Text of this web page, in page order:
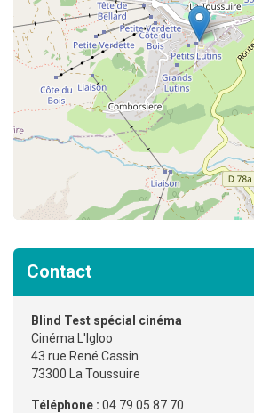
Contact
Blind Test spécial cinéma
Cinéma L'Igloo
43 rue René Cassin
73300 La Toussuire
Téléphone : 04 79 05 87 70